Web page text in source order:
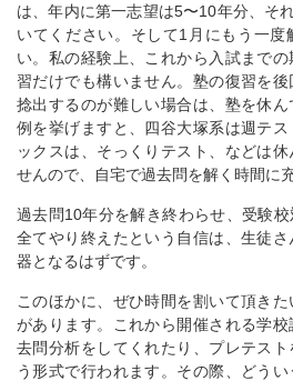
は、年内に第一志望は5〜10年分、そ
いてください。そして1月にもう一度
い。私の経験上、これから入試まで
習だけでも構いません。塾の復習を
捻出するのが難しい場合は、塾を休
例を挙げますと、四谷大塚系は週テ
ックスは、そっくりテスト、などは
せんので、自宅で過去問を解く時間に
過去問10年分を解き終わらせ、受験
全てやり終えたという自信は、生徒
器となるはずです。
このほかに、ぜひ時間を割いて頂き
があります。これから開催される学
去問分析をしてくれたり、プレテス
う形式で行われます。その際、どうい